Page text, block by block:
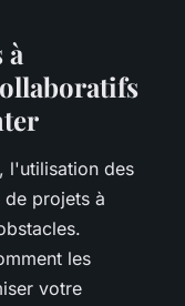
à
l'utilisation des
projets à
les
votre